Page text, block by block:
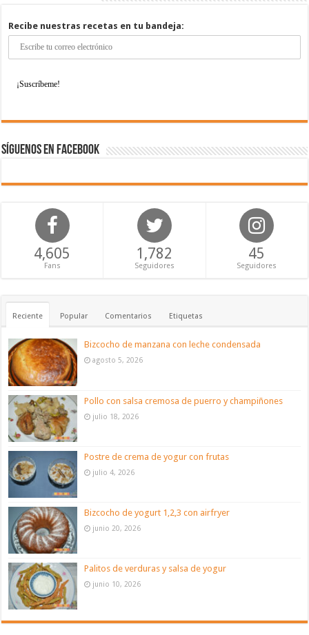
Recibe nuestras recetas en tu bandeja:
Síguenos en Facebook
4,605
Fans
1,782
Seguidores
45
Seguidores
Reciente Popular Comentarios Etiquetas
Bizcocho de manzana con leche condensada
agosto 5, 2026
Pollo con salsa cremosa de puerro y champiñones
julio 18, 2026
Postre de crema de yogur con frutas
julio 4, 2026
Bizcocho de yogurt 1,2,3 con airfryer
junio 20, 2026
Palitos de verduras y salsa de yogur
junio 10, 2026